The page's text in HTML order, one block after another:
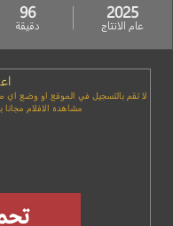
2025
عام الانتاج
96
دقيقة
لا تقم بالتسجيل في الموقع او وضع اي
مشاهده الافلام